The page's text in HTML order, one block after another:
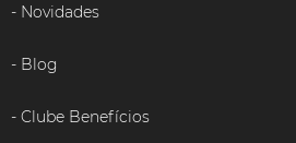
Novidades
Blog
Clube Benefícios